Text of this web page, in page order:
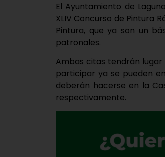
El Ayuntamiento de
XLIV Concurso de Pintura
Pintura, que ya son un
patronales.
Ambas citas tendrán
participar ya se pueden
deberán hacerse en la
respectivamente.